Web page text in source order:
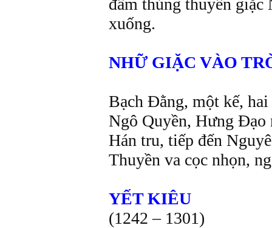
đâm thủng thuyền
xuống.
NHỮ GIẶC VÀO
Bạch Đằng, một kế,
Ngô Quyền, Hưng Đạo
Hán tru, tiếp đến
Thuyền va cọc nhọn,
YẾT KIÊU
(1242 – 1301)